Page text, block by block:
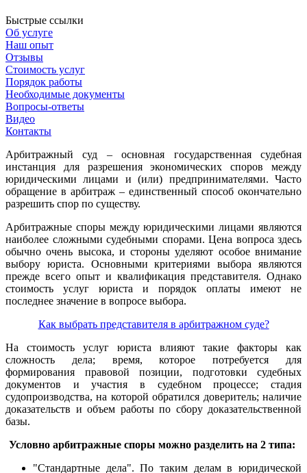
Быстрые ссылки
Об услуге
Наш опыт
Отзывы
Стоимость услуг
Порядок работы
Необходимые документы
Вопросы-ответы
Видео
Контакты
Арбитражный суд – основная государственная судебная
инстанция для разрешения экономических споров между
юридическими лицами и (или) предпринимателями. Часто
обращение в арбитраж – единственный способ окончательно
разрешить спор по существу.
Арбитражные споры между юридическими лицами являются
наиболее сложными судебными спорами. Цена вопроса здесь
обычно очень высока, и стороны уделяют особое внимание
выбору юриста. Основными критериями выбора являются
прежде всего опыт и квалификация представителя. Однако
стоимость услуг юриста и порядок оплаты имеют не
последнее значение в вопросе выбора.
Как выбрать представителя в арбитражном суде?
На стоимость услуг юриста влияют такие факторы как
сложность дела; время, которое потребуется для
формирования правовой позиции, подготовки судебных
документов и участия в судебном процессе; стадия
судопроизводства, на которой обратился доверитель; наличие
доказательств и объем работы по сбору доказательственной
базы.
Условно арбитражные споры можно разделить на 2 типа:
"Стандартные дела". По таким делам в юридической